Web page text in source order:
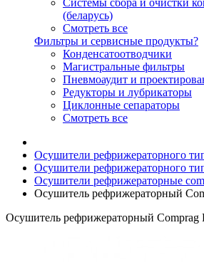
Системы сбора и очистки
(беларусь)
Смотреть все
Фильтры и сервисные продукты?
Конденсатоотводчики
Магистральные фильтры
Пневмоаудит и
Редукторы и лубрикаторы
Циклонные сепараторы
Смотреть все
Осушители рефрижераторного
Осушители рефрижераторного
Осушители рефрижераторные
Осушитель рефрижераторный
Осушитель рефрижераторный Comprag